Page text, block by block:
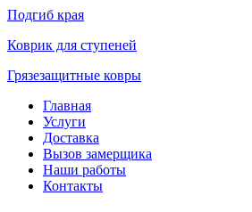
Подгиб края
Коврик для ступеней
Грязезащитные ковры
Главная
Услуги
Доставка
Вызов замерщика
Наши работы
Контакты